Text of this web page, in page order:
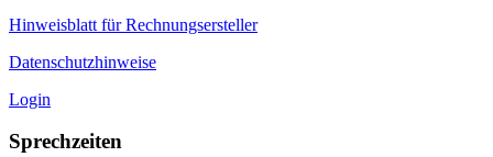
Hinweisblatt für Rechnungsersteller
Datenschutzhinweise
Login
Sprechzeiten